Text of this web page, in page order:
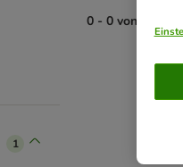
1
0 - 0 von 0
product items